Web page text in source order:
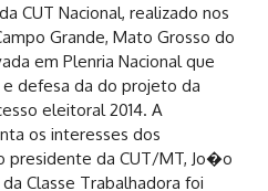
CUT Nacional, realizado nos
Grande, Mato Grosso do
em Plenria Nacional que
defesa da do projeto da
eleitoral 2014. A
os interesses dos
presidente da CUT/MT, Jo�o
Classe Trabalhadora foi